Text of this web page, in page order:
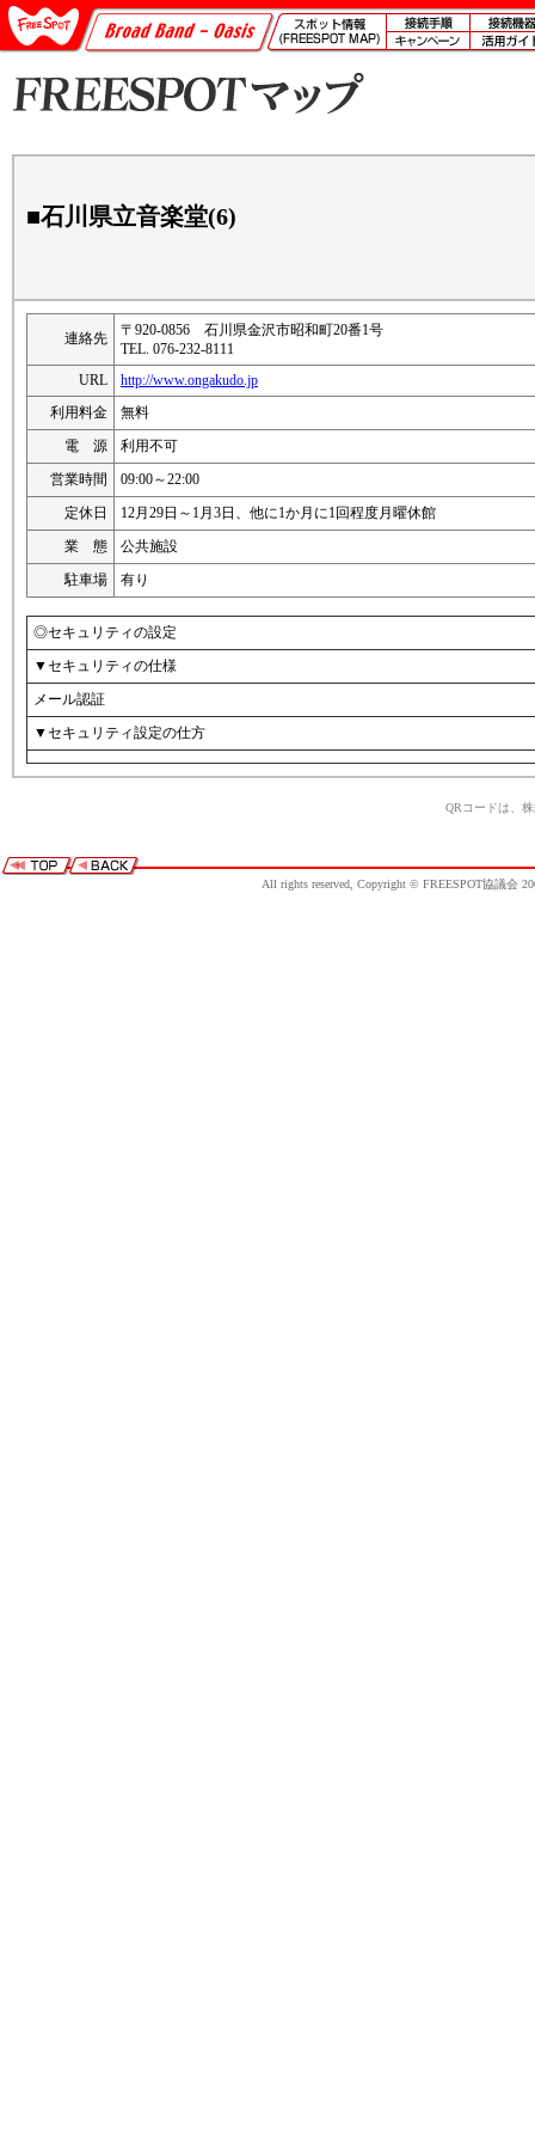
■石川県立音楽堂(6)
連絡先
〒920-0856 石川県金沢市昭和町20番1号
TEL. 076-232-8111
URL
http://www.ongakudo.jp
利用料金
無料
電 源
利用不可
営業時間
09:00～22:00
定休日
12月29日～1月3日、他に1か月に1回程度月曜休館
業 態
公共施設
駐車場
有り
◎セキュリティの設定
▼セキュリティの仕様
メール認証
▼セキュリティ設定の仕方
QRコードは、
All rights reserved, Copyright © FREESPOT協議会